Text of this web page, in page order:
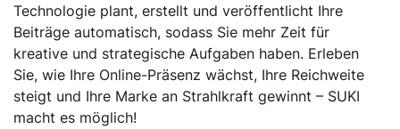
Technologie plant, erstellt und veröffentlicht Ihre
Beiträge automatisch, sodass Sie mehr Zeit für
kreative und strategische Aufgaben haben. Erleben
Sie, wie Ihre Online-Präsenz wächst, Ihre Reichweite
steigt und Ihre Marke an Strahlkraft gewinnt – SUKI
macht es möglich!